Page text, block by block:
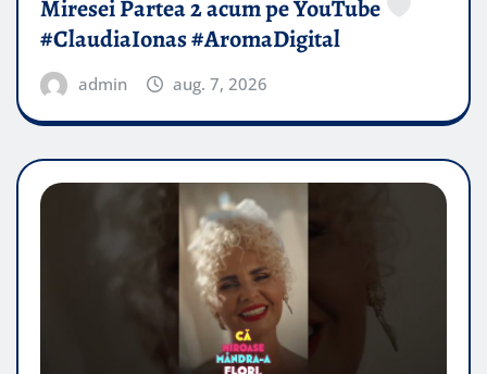
Miresei Partea 2 acum pe YouTube
#ClaudiaIonas #AromaDigital
admin aug. 7, 2026